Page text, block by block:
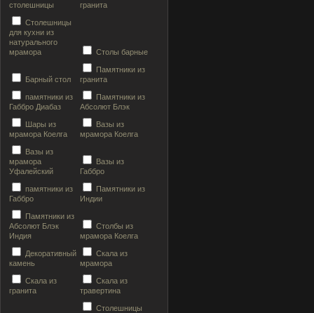
столешницы
гранита
Столешницы
для кухни из
натурального
мрамора
Столы барные
Барный стол
Памятники из
гранита
памятники из
Габбро Диабаз
Памятники из
Абсолют Блэк
Шары из
мрамора Коелга
Вазы из
мрамора Коелга
Вазы из
мрамора
Уфалейский
Вазы из
Габбро
памятники из
Габбро
Памятники из
Индии
Памятники из
Абсолют Блэк
Индия
Столбы из
мрамора Коелга
Декоративный
камень
Скала из
мрамора
Скала из
гранита
Скала из
травертина
Столешницы